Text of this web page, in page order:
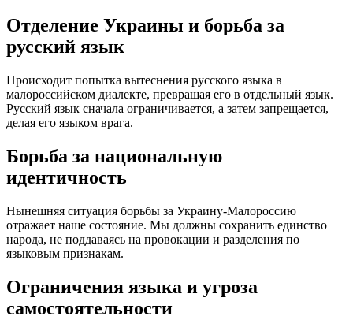
Отделение Украины и борьба за
русский язык
Происходит попытка вытеснения русского языка в
малороссийском диалекте, превращая его в отдельный язык.
Русский язык сначала ограничивается, а затем запрещается,
делая его языком врага.
Борьба за национальную
идентичность
Нынешняя ситуация борьбы за Украину-Малороссию
отражает наше состояние. Мы должны сохранить единство
народа, не поддаваясь на провокации и разделения по
языковым признакам.
Ограничения языка и угроза
самостоятельности